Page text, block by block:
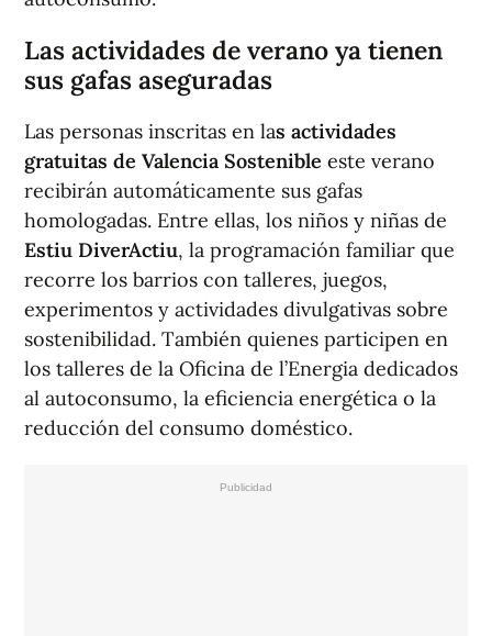
Las actividades de verano ya tienen
sus gafas aseguradas
Las personas inscritas en las actividades
gratuitas de Valencia Sostenible este verano
recibirán automáticamente sus gafas
homologadas. Entre ellas, los niños y niñas de
Estiu DiverActiu, la programación familiar que
recorre los barrios con talleres, juegos,
experimentos y actividades divulgativas sobre
sostenibilidad. También quienes participen en
los talleres de la Oficina de l’Energia dedicados
al autoconsumo, la eficiencia energética o la
reducción del consumo doméstico.